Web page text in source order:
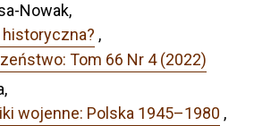
Nowak,
,
Tom 66 Nr 4 (2022)
wojenne: Polska 1945–1980 ,